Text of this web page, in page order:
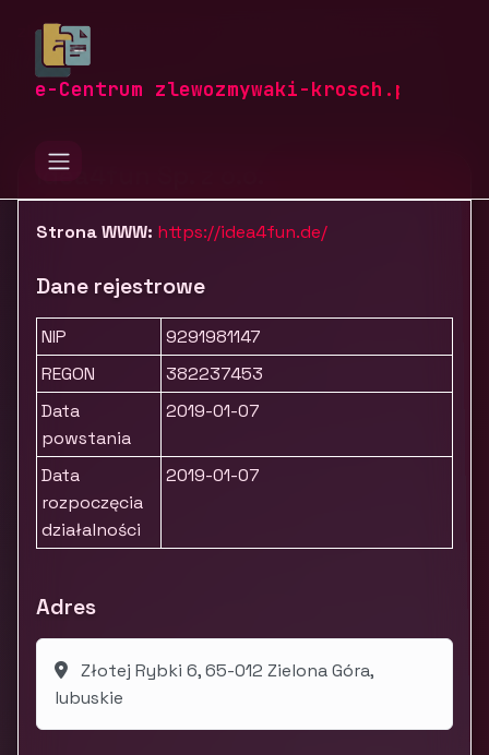
e-Centrum zlewozmywaki-krosch.pl
zlewozmywaki-krosch.pl
Marketing, reklama i PR
Idea4fun Sp. z o.o.
Strona WWW: https://idea4fun.de/
Dane rejestrowe
NIP
9291981147
REGON
382237453
Data
powstania
2019-01-07
Data
rozpoczęcia
działalności
2019-01-07
Adres
Złotej Rybki 6, 65-012 Zielona Góra,
lubuskie